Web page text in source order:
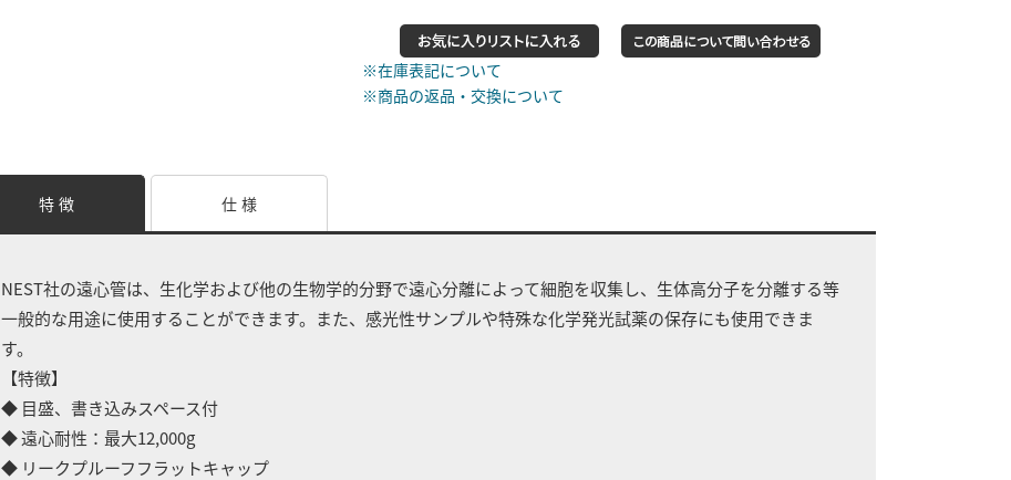
※在庫表記について
※商品の返品・交換について
特 徴 仕 様
NEST社の遠心管は、生化学および他の生物学的分野で遠心分離によって細胞を収集し、生体高分子を分離する等
一般的な用途に使用することができます。また、感光性サンプルや特殊な化学発光試薬の保存にも使用できま
す。
【特徴】
◆ 目盛、書き込みスペース付
◆ 遠心耐性：最大12,000g
◆ リークプルーフフラットキャップ